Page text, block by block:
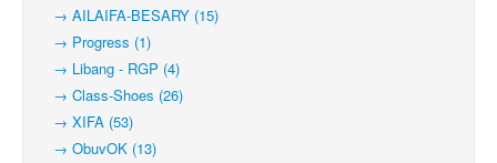
→ AILAIFA-BESARY (15)
→ Progress (1)
→ Libang - RGP (4)
→ Class-Shoes (26)
→ XIFA (53)
→ ObuvOK (13)